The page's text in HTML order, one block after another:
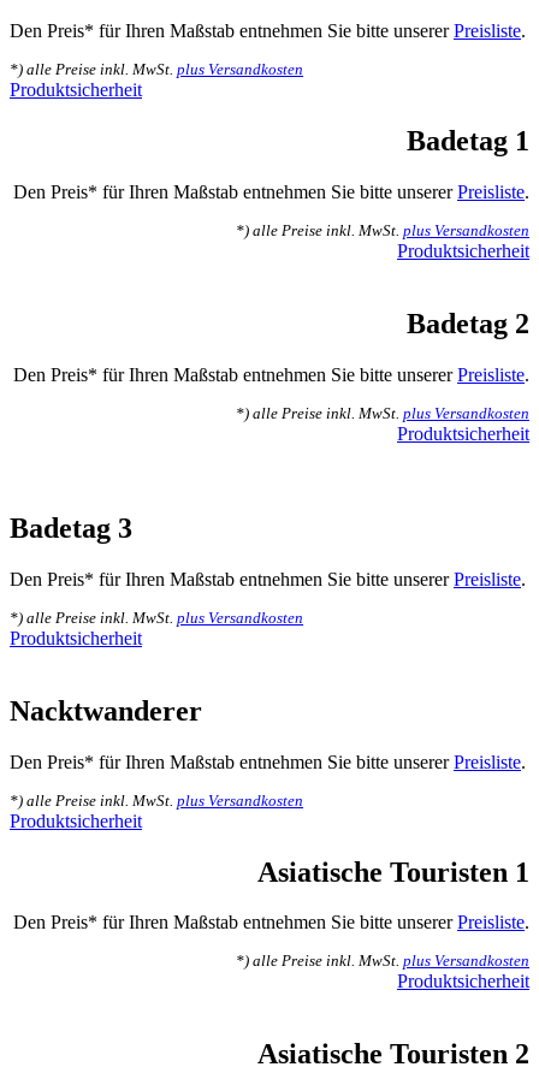
Den Preis* für Ihren Maßstab entnehmen Sie bitte unsererPreisliste.
*) alle Preise inkl. MwSt. plus Versandkosten
Produktsicherheit
Badetag 1
Den Preis* für Ihren Maßstab entnehmen Sie bitte unsererPreisliste.
*) alle Preise inkl. MwSt. plus Versandkosten
Produktsicherheit
Badetag 2
Den Preis* für Ihren Maßstab entnehmen Sie bitte unsererPreisliste.
*) alle Preise inkl. MwSt. plus Versandkosten
Produktsicherheit
Badetag 3
Den Preis* für Ihren Maßstab entnehmen Sie bitte unsererPreisliste.
*) alle Preise inkl. MwSt. plus Versandkosten
Produktsicherheit
Nacktwanderer
Den Preis* für Ihren Maßstab entnehmen Sie bitte unsererPreisliste.
*) alle Preise inkl. MwSt. plus Versandkosten
Produktsicherheit
Asiatische Touristen 1
Den Preis* für Ihren Maßstab entnehmen Sie bitte unsererPreisliste.
*) alle Preise inkl. MwSt. plus Versandkosten
Produktsicherheit
Asiatische Touristen 2